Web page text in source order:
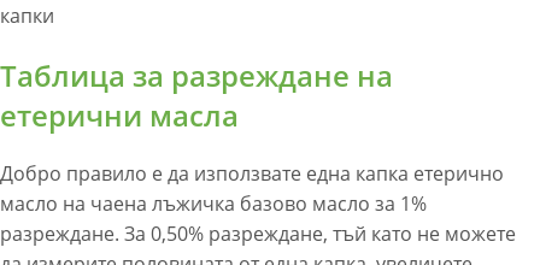
капки
Таблица за разреждане на
етерични масла
Добро правило е да използвате една капка етерично
масло на чаена лъжичка базово масло за 1%
разреждане. За 0,50% разреждане, тъй като не можете